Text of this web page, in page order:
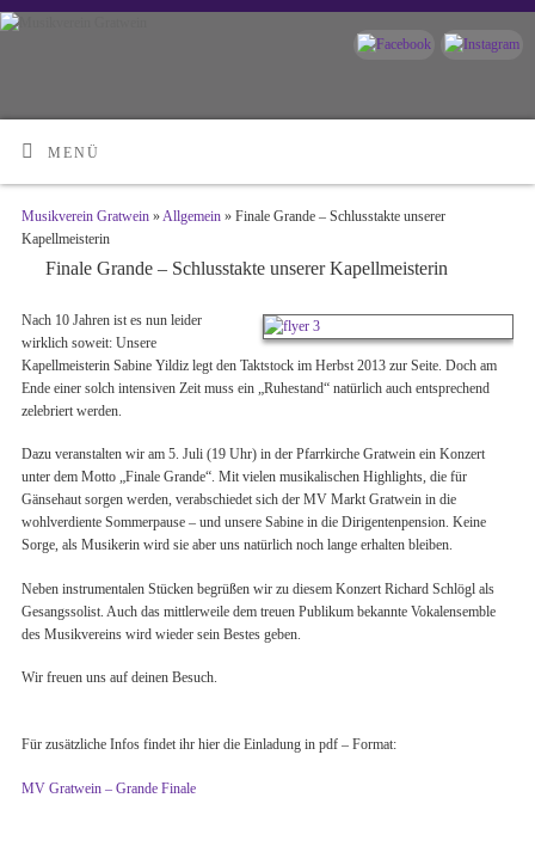
MENÜ
Musikverein Gratwein» Allgemein» Finale Grande – Schlusstakte unserer
Kapellmeisterin
Finale Grande – Schlusstakte unserer Kapellmeisterin
Nach 10 Jahren ist es nun leider
wirklich soweit: Unsere
Kapellmeisterin Sabine Yildiz legt den Taktstock im Herbst 2013 zur Seite. Doch am
Ende einer solch intensiven Zeit muss ein „Ruhestand“ natürlich auch entsprechend
zelebriert werden.
Dazu veranstalten wir am 5. Juli (19 Uhr) in der Pfarrkirche Gratwein ein Konzert
unter dem Motto „Finale Grande“. Mit vielen musikalischen Highlights, die für
Gänsehaut sorgen werden, verabschiedet sich der MV Markt Gratwein in die
wohlverdiente Sommerpause – und unsere Sabine in die Dirigentenpension. Keine
Sorge, als Musikerin wird sie aber uns natürlich noch lange erhalten bleiben.
Neben instrumentalen Stücken begrüßen wir zu diesem Konzert Richard Schlögl als
Gesangssolist. Auch das mittlerweile dem treuen Publikum bekannte Vokalensemble
des Musikvereins wird wieder sein Bestes geben.
Wir freuen uns auf deinen Besuch.
Für zusätzliche Infos findet ihr hier die Einladung in pdf – Format:
MV Gratwein – Grande Finale